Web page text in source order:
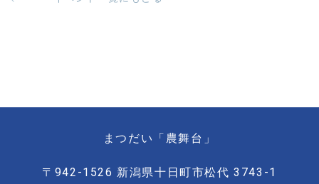
まつだい「農舞台」
〒942-1526 新潟県十日町市松代 3743-1